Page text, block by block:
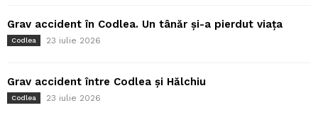
Grav accident în Codlea. Un tânăr și-a pierdut viața
Codlea 23 iulie 2026
Grav accident între Codlea și Hălchiu
Codlea 23 iulie 2026